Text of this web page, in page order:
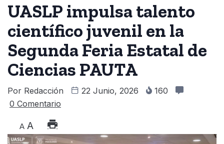
UASLP impulsa talento
científico juvenil en la
Segunda Feria Estatal de
Ciencias PAUTA
Por Redacción 22 Junio, 2026
160
0 Comentario
A A